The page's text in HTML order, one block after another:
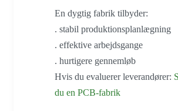
En dygtig fabrik tilbyder:
. stabil produktionsplanlægning
. effektive arbejdsgange
. hurtigere gennemløb
Hvis du evaluerer leverandører:
du en PCB-fabrik